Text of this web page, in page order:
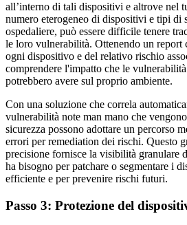
all’interno di tali dispositivi e altrove nel
numero eterogeneo di dispositivi e tipi di
ospedaliere, può essere difficile tenere
le loro vulnerabilità. Ottenendo un report
ogni dispositivo e del relativo rischio
comprendere l'impatto che le
potrebbero avere sul proprio ambiente.
Con una soluzione che correla
vulnerabilità note man mano che
sicurezza possono adottare un percorso
errori per remediation dei rischi. Questo
precisione fornisce la visibilità granulare
ha bisogno per patchare o segmentare i
efficiente e per prevenire rischi futuri.
Passo 3: Protezione del